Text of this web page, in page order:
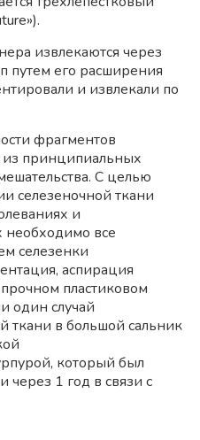
извлекаются через
путем его расширения
и извлекали по
фрагментов
из принципиальных
С целью
селезеночной ткани
и
необходимо все
селезенки
аспирация
пластиковом
один случай
ткани в большой сальник
который был
через 1 год в связи с